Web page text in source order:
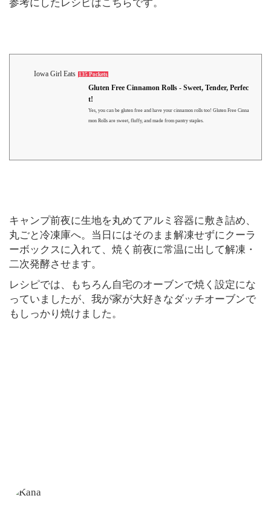
参考にしたレシピはこちらです。
Iowa Girl Eats 135 Pockets
Gluten Free Cinnamon Rolls - Sweet, Tender, Perfec
t!
Yes, you can be gluten free and have your cinnamon rolls too! Gluten Free Cinna
mon Rolls are sweet, fluffy, and made from pantry staples.
キャンプ前夜に生地を丸めてアルミ容器に敷き詰め、
丸ごと冷凍庫へ。当日にはそのまま解凍せずにクーラ
ーボックスに入れて、焼く前夜に常温に出して解凍・
二次発酵させます。
レシピでは、もちろん自宅のオーブンで焼く設定にな
っていましたが、我が家が大好きなダッチオーブンで
もしっかり焼けました。